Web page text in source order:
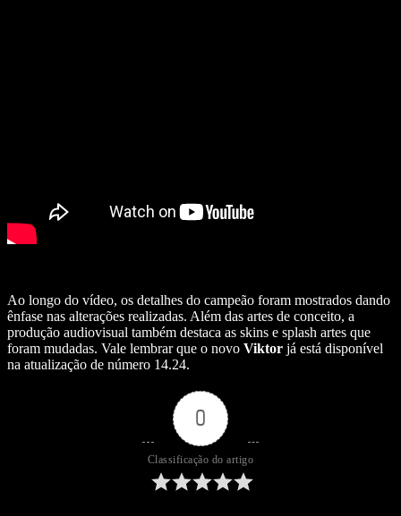
Ao longo do vídeo, os detalhes do campeão foram mostrados dando
ênfase nas alterações realizadas. Além das artes de conceito, a
produção audiovisual também destaca as skins e splash artes que
foram mudadas. Vale lembrar que o novo Viktor já está disponível
na atualização de número 14.24.
0
Classificação do artigo